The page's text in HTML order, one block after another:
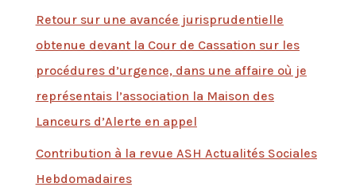
Retour sur une avancée jurisprudentielle
obtenue devant la Cour de Cassation sur les
procédures d’urgence, dans une affaire où je
représentais l’association la Maison des
Lanceurs d’Alerte en appel
Contribution à la revue ASH Actualités Sociales
Hebdomadaires